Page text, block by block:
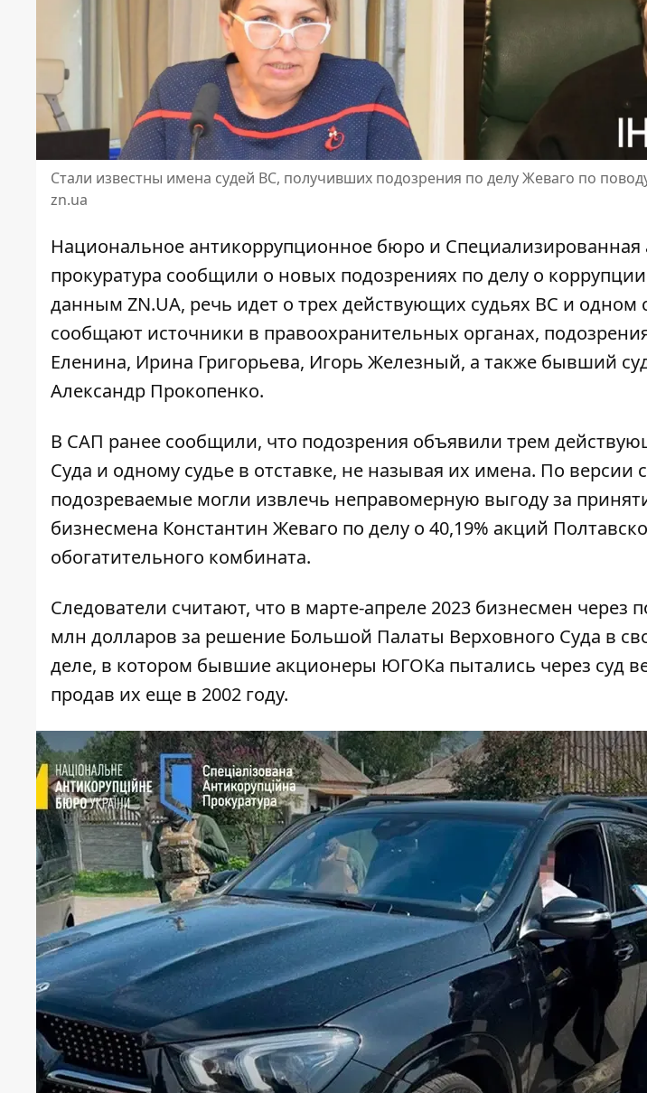
Стали известны имена судей ВС, получивших подозрения по делу Жеваго по
zn.ua
Национальное антикоррупционное бюро и Специализированная
прокуратура сообщили о новых подозрениях по делу о
данным ZN.UA, речь идет о трех действующих судьях ВС и одном
сообщают источники в правоохранительных органах,
Еленина, Ирина Григорьева, Игорь Железный, а также бывший
Александр Прокопенко.
В САП ранее сообщили, что подозрения объявили трем
Суда и одному судье в отставке, не называя их имена. По версии
подозреваемые могли извлечь неправомерную выгоду за
бизнесмена Константин Жеваго по делу о 40,19% акций
обогатительного комбината.
Следователи считают, что в марте-апреле 2023 бизнесмен через
млн ​​долларов за решение Большой Палаты Верховного Суда в
деле, в котором бывшие акционеры ЮГОКа пытались через суд
продав их еще в 2002 году.